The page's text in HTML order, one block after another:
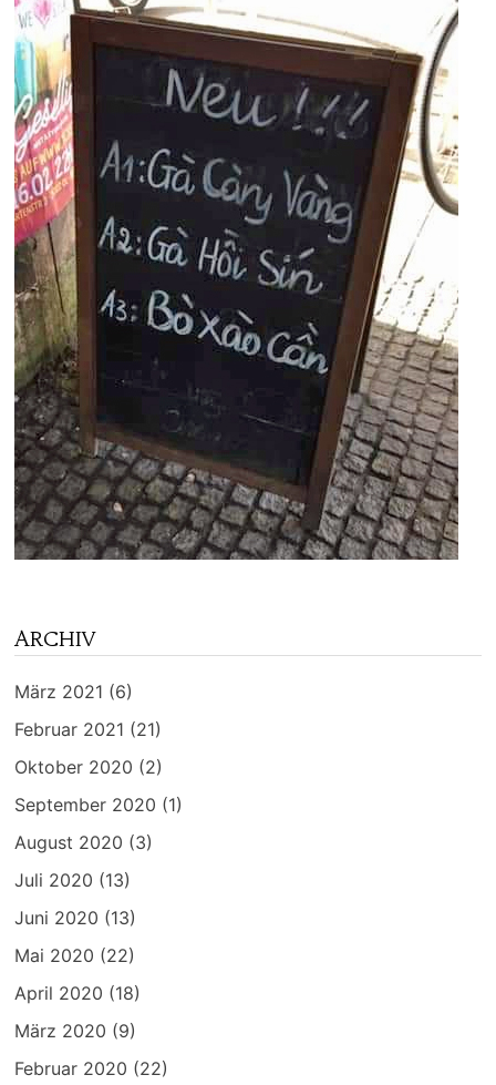
ARCHIV
März 2021 (6)
Februar 2021 (21)
Oktober 2020 (2)
September 2020 (1)
August 2020 (3)
Juli 2020 (13)
Juni 2020 (13)
Mai 2020 (22)
April 2020 (18)
März 2020 (9)
Februar 2020 (22)